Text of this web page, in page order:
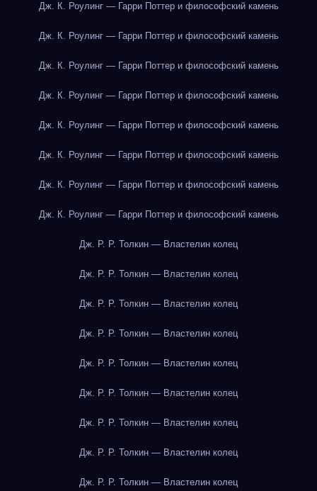
Дж. К. Роулинг — Гарри Поттер и философский камень
Дж. К. Роулинг — Гарри Поттер и философский камень
Дж. К. Роулинг — Гарри Поттер и философский камень
Дж. К. Роулинг — Гарри Поттер и философский камень
Дж. К. Роулинг — Гарри Поттер и философский камень
Дж. К. Роулинг — Гарри Поттер и философский камень
Дж. К. Роулинг — Гарри Поттер и философский камень
Дж. К. Роулинг — Гарри Поттер и философский камень
Дж. Р. Р. Толкин — Властелин колец
Дж. Р. Р. Толкин — Властелин колец
Дж. Р. Р. Толкин — Властелин колец
Дж. Р. Р. Толкин — Властелин колец
Дж. Р. Р. Толкин — Властелин колец
Дж. Р. Р. Толкин — Властелин колец
Дж. Р. Р. Толкин — Властелин колец
Дж. Р. Р. Толкин — Властелин колец
Дж. Р. Р. Толкин — Властелин колец